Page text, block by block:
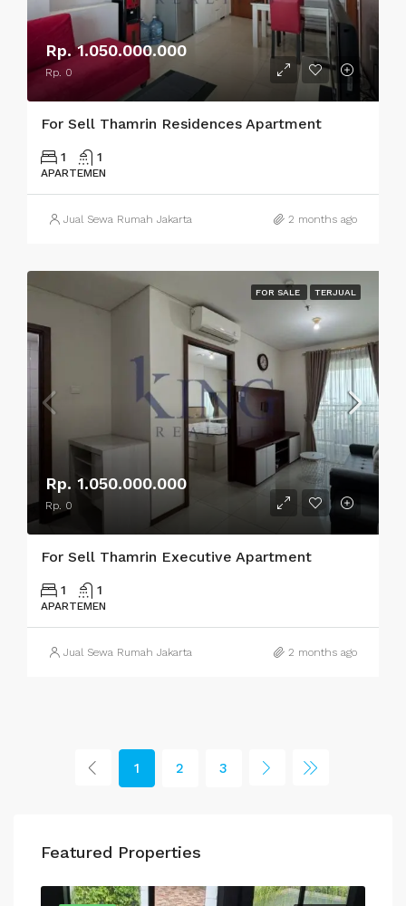
Rp. 1.050.000.000
Rp. 0
For Sell Thamrin Residences Apartment
1 1
APARTEMEN
Jual Sewa Rumah Jakarta 2 months ago
FOR SALE TERJUAL
Rp. 1.050.000.000
Rp. 0
For Sell Thamrin Executive Apartment
1 1
APARTEMEN
Jual Sewa Rumah Jakarta 2 months ago
1 2 3
Featured Properties